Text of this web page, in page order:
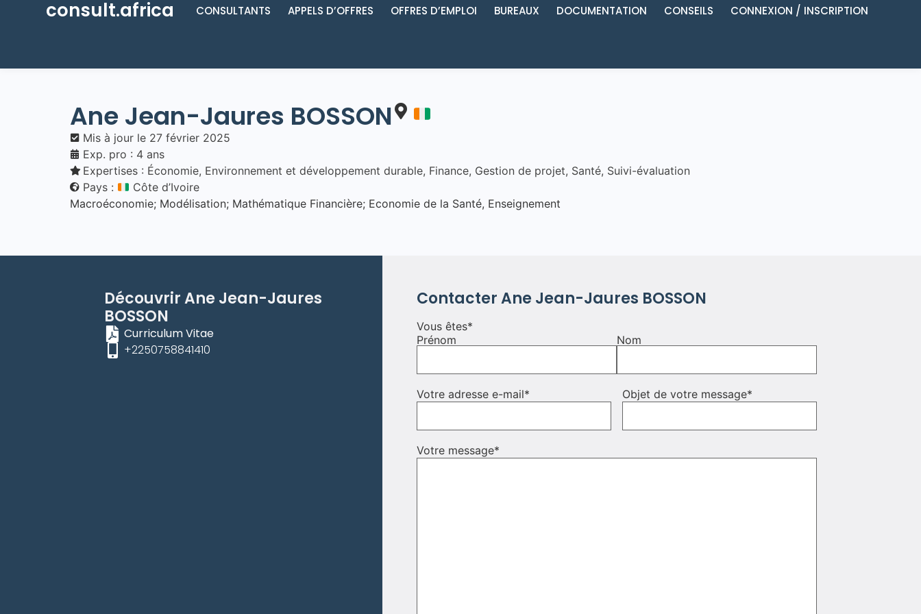
consult.africa CONSULTANTS APPELS D’OFFRES OFFRES D’EMPLOI BUREAUX DOCUMENTATION CONSEILS CONNEXION / INSCRIPTION
Ane Jean-Jaures BOSSON
Mis à jour le 27 février 2025
Exp. pro : 4 ans
Expertises : Économie, Environnement et développement durable, Finance, Gestion de projet, Santé, Suivi-évaluation
Pays :
Côte d’Ivoire
Macroéconomie; Modélisation; Mathématique Financière; Economie de la Santé, Enseignement
DécouvrirAne Jean-Jaures
BOSSON
Curriculum Vitae
+2250758841410
ContacterAne Jean-Jaures BOSSON
Vous êtes*
Prénom
Nom
Votre adresse e-mail* Objet de votre message*
Votre message*